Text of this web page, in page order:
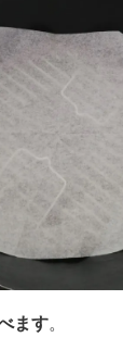
ます。